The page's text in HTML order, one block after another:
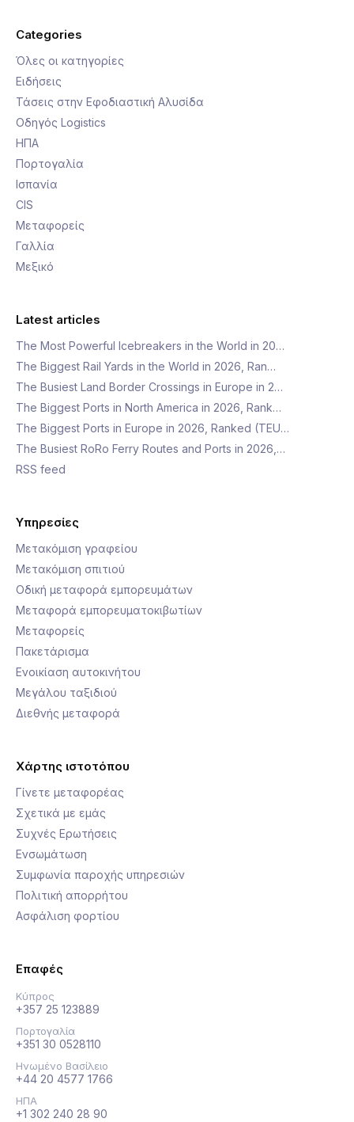
Categories
Όλες οι κατηγορίες
Ειδήσεις
Τάσεις στην Εφοδιαστική Αλυσίδα
Οδηγός Logistics
ΗΠΑ
Πορτογαλία
Ισπανία
CIS
Μεταφορείς
Γαλλία
Μεξικό
Latest articles
The Most Powerful Icebreakers in the World in 20…
The Biggest Rail Yards in the World in 2026, Ran…
The Busiest Land Border Crossings in Europe in 2…
The Biggest Ports in North America in 2026, Rank…
The Biggest Ports in Europe in 2026, Ranked (TEU…
The Busiest RoRo Ferry Routes and Ports in 2026,…
RSS feed
Υπηρεσίες
Μετακόμιση γραφείου
Μετακόμιση σπιτιού
Οδική μεταφορά εμπορευμάτων
Μεταφορά εμπορευματοκιβωτίων
Μεταφορείς
Πακετάρισμα
Ενοικίαση αυτοκινήτου
Μεγάλου ταξιδιού
Διεθνής μεταφορά
Χάρτης ιστοτόπου
Γίνετε μεταφορέας
Σχετικά με εμάς
Συχνές Ερωτήσεις
Ενσωμάτωση
Συμφωνία παροχής υπηρεσιών
Πολιτική απορρήτου
Ασφάλιση φορτίου
Επαφές
Κύπρος
+357 25 123889
Πορτογαλία
+351 30 0528110
Ηνωμένο Βασίλειο
+44 20 4577 1766
ΗΠΑ
+1 302 240 28 90